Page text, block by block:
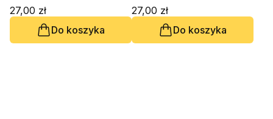
27,00 zł
Do koszyka
27,00 zł
Do koszyka